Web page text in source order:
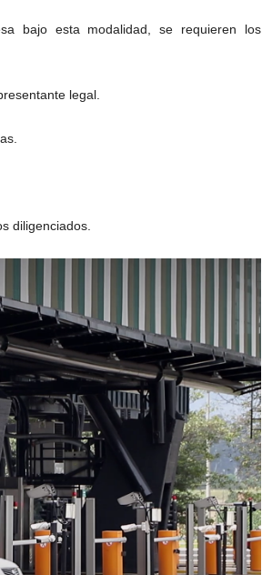
bajo esta modalidad, se requieren los
legal.
diligenciados.